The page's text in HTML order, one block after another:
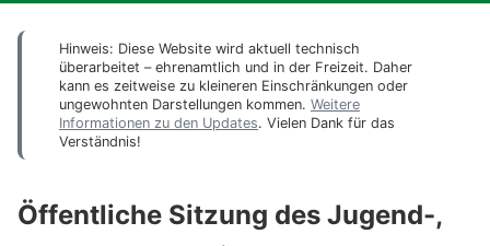
Hinweis: Diese Website wird aktuell technisch
überarbeitet – ehrenamtlich und in der Freizeit. Daher
kann es zeitweise zu kleineren Einschränkungen oder
ungewohnten Darstellungen kommen. Weitere
Informationen zu den Updates. Vielen Dank für das
Verständnis!
Öffentliche Sitzung des Jugend-,